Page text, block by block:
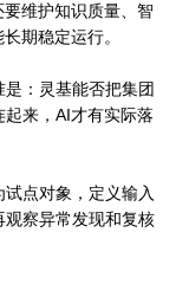
维护知识质量、智
期稳定运行。
：灵基能否把集团
来，AI才有实际落
点对象，定义输入
察异常发现和复核